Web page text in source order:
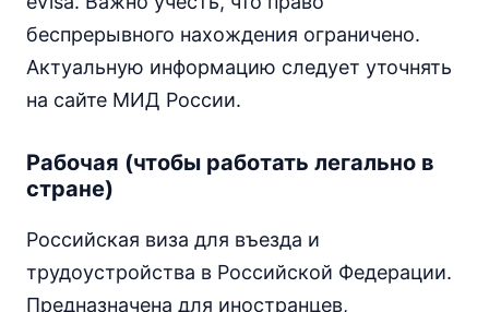
беспрерывного нахождения ограничено.
Актуальную информацию следует уточнять
на сайте МИД России.
Рабочая (чтобы работать легально в
стране)
Российская виза для въезда и
трудоустройства в Российской Федерации.
Предназначена для иностранцев,